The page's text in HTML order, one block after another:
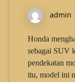
admin
Honda
sebagai SUV
pendekatan
itu, model ini